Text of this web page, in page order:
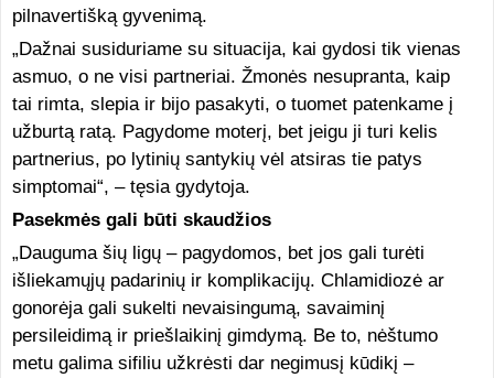
pilnavertišką gyvenimą.
„Dažnai susiduriame su situacija, kai gydosi tik vienas
asmuo, o ne visi partneriai. Žmonės nesupranta, kaip
tai rimta, slepia ir bijo pasakyti, o tuomet patenkame į
užburtą ratą. Pagydome moterį, bet jeigu ji turi kelis
partnerius, po lytinių santykių vėl atsiras tie patys
simptomai“, – tęsia gydytoja.
Pasekmės gali būti skaudžios
„Dauguma šių ligų – pagydomos, bet jos gali turėti
išliekamųjų padarinių ir komplikacijų. Chlamidiozė ar
gonorėja gali sukelti nevaisingumą, savaiminį
persileidimą ir priešlaikinį gimdymą. Be to, nėštumo
metu galima sifiliu užkrėsti dar negimusį kūdikį –